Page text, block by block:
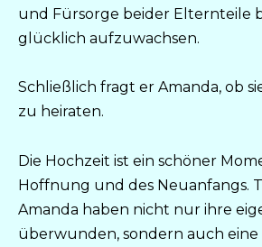
und Fürsorge beider Elternteile
glücklich aufzuwachsen.
Schließlich fragt er Amanda, ob
zu heiraten.
Die Hochzeit ist ein schöner
Hoffnung und des Neuanfangs.
Amanda haben nicht nur ihre
überwunden, sondern auch